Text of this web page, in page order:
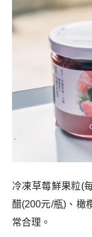
冷凍草莓鮮果粒(
醋(200元/瓶)、橄
常合理。